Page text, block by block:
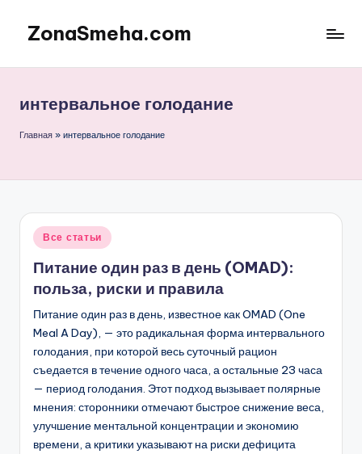
Перейти
содержимому
ZonaSmeha.com
питание
интервальное голодание
Главная » интервальное голодание
Опубликовано
Все статьи
Питание один раз в день (OMAD):
польза, риски и правила
Питание один раз в день, известное как OMAD (One
Meal A Day), — это радикальная форма интервального
голодания, при которой весь суточный рацион
съедается в течение одного часа, а остальные 23 часа
— период голодания. Этот подход вызывает полярные
мнения: сторонники отмечают быстрое снижение веса,
улучшение ментальной концентрации и экономию
времени, а критики указывают на риски дефицита